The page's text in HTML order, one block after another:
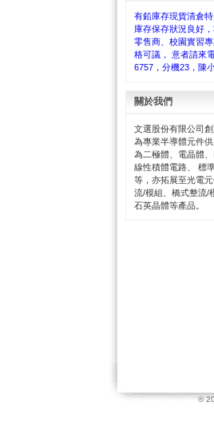
有鉛庫存現貨清倉
庫存保存狀況良好
零售商、校園實習
格可議， 意者請來
6757，分機23，陳
關於我們
文選股份有限公司創
為專業半導體元件
為二極體、電晶體
線性積體電路、 標
等，亦拓展至光電
流/模組、橋式整流/
石英晶體等產品。
©